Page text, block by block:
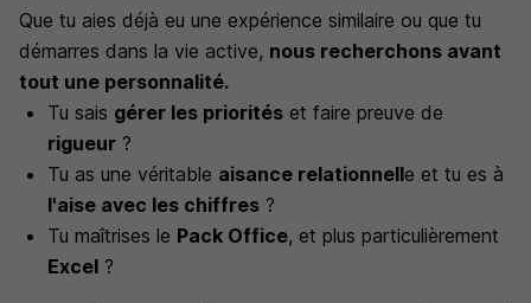
Que tu aies déjà eu une expérience similaire ou que tu
démarres dans la vie active, nous recherchons avant
tout une personnalité.
Tu sais gérer les priorités et faire preuve de
rigueur ?
Tu as une véritable aisance relationnelle et tu es à
l'aise avec les chiffres ?
Tu maîtrises le Pack Office, et plus particulièrement
Excel ?